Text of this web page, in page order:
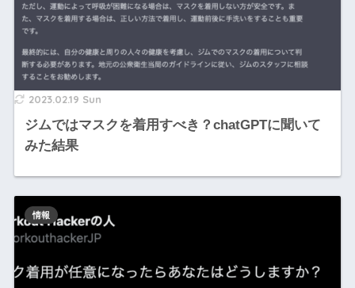
2023.02.19 Sun
ジムではマスクを着用すべき？chatGPTに聞いて
みた結果
情報